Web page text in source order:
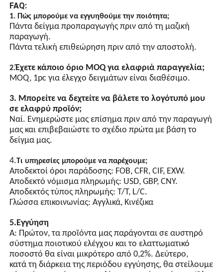
λαμπτήρων.
Συγχρονισμός GPS
(Προαιρετικό)
Αυτόματος έλεγχος
φως, εξοπλισμένος με
ενσωματωμένο τσιπ και
προστασίας. Η σύγχρονη
λαμπτήρων μπορεί να
επιτευχθεί μέσω γραμμών
· Για ομάδες θερμοκρασίας T1~T6
· Για άλλο επικίνδυνο περιβάλλον για γενικό φωτισμό
και λειτουργικό φωτισμό
· Για έργα ανακαίνισης εξοικονόμησης ενέργειας και
συντήρησης & αντικατάστασης δύσκολων σημείων
FAQ:
1. Πώς μπορούμε να εγγυηθούμε την ποιότητα;
παραγωγή.
Πάντα τελική επιθεώρηση πριν από την αποστολή.
2.Έχετε κάποιο όριο MOQ για ελαφριά παραγγελία;
MOQ, 1pc για έλεγχο δειγμάτων είναι διαθέσιμο.
3. Μπορείτε να δεχτείτε να βάλετε το λογότυπό μου
σε ελαφρύ προϊόν;
Ναί. Ενημερώστε μας επίσημα πριν από την παραγωγή
μας και επιβεβαιώστε το σχέδιο πρώτα με βάση το
δείγμα μας.
4.Τι υπηρεσίες μπορούμε να παρέχουμε;
Αποδεκτοί όροι παράδοσης: FOB, CFR, CIF, EXW.
Αποδεκτό νόμισμα πληρωμής: USD, GBP, CNY.
Αποδεκτός τύπος πληρωμής: T/T, L/C.
Γλώσσα επικοινωνίας: Αγγλικά, Κινέζικα